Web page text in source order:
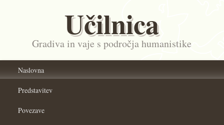
Učilnica
Gradiva in vaje s področja humanistike
Naslovna
Predstavitev
Povezave